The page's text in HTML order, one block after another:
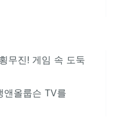
무진! 게임 속 도둑
앤올룹슨 TV를